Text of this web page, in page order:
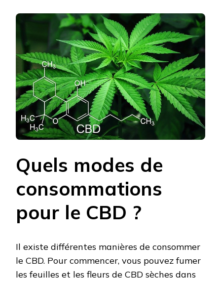
Quels modes de
consommations
pour le CBD ?
Il existe différentes manières de consommer
le CBD. Pour commencer, vous pouvez fumer
les feuilles et les fleurs de CBD sèches dans